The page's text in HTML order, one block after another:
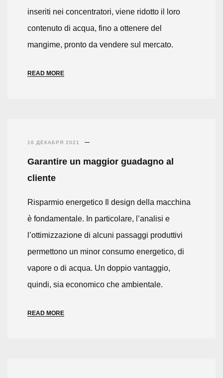
inseriti nei concentratori, viene ridotto il loro
contenuto di acqua, fino a ottenere del
mangime, pronto da vendere sul mercato.
READ MORE
16 ДЕКАБРЯ 2021
Garantire un maggior guadagno al
cliente
Risparmio energetico Il design della macchina
è fondamentale. In particolare, l’analisi e
l’ottimizzazione di alcuni passaggi produttivi
permettono un minor consumo energetico, di
vapore o di acqua. Un doppio vantaggio,
quindi, sia economico che ambientale.
READ MORE